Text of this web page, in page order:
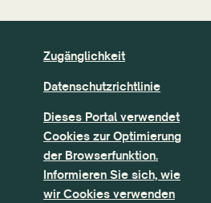
Zugänglichkeit
Datenschutzrichtlinie
Dieses Portal verwendet
Cookies zur Optimierung
der Browserfunktion.
Informieren Sie sich, wie
wir Cookies verwenden